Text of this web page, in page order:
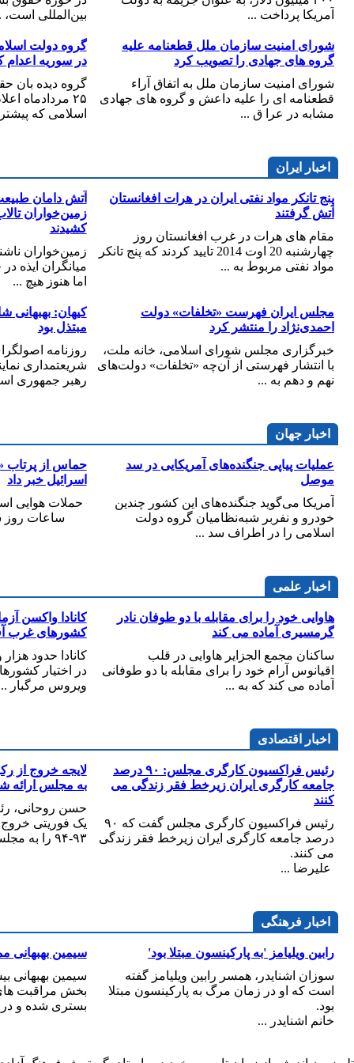
بین‌المللی است،
آمریکا پرداخت ...
در سوريه اعدام
گروه ديده بان
۲۵ مردادماه
اسلامی که
شورای امنیت سازمان ملل قطعنامه علیه
گروه های جهادی را تصویب کرد
شورای امنیت سازمان ملل به اتفاق آراء
قطعنامه ای را علیه داعش و گروه های جهادی
مشابه در عرا ق ...
اخبار ایران
آتش دامان
کشیدند
میانگران ایذه
اما هنوز هیچ ...
پنج تانکر مواد نفتی ایران در هرات افغانستان
آتش گرفتند
مقام های هرات در غرب افغانستان روز
چهارشنبه 20 اوت 2014 تایید کردند که پنج تانکر
مواد نفتی مربوط به ...
کیهان: بهبهانی
مبتذل بود
روزنامه
شریعتمداری
رهبر جمهوری
مجلس ایران فهرست «تخلفات» دولت
احمدی‌نژاد را منتشر کرد
خبرگزاری مجلس شورای اسلامی، خانه ملت،
با انتشار فهرستی از آن‌چه «تخلفات» دولت‌های
نهم و دهم به ...
اخبار جهان
اسرائیل خبر داد
حملات هوایی
عملیات پیاپی جنگنده‌های آمریکایی در سد
موصل
آمریکا می‌گوید جنگنده‌های این کشور چندین
خودرو و نفربر شبه‌نظامیان گروه دولت
اسلامی را در اطراف سد ...
اخبار علمی
کانادا واکسن
کشورهای غرب
کانادا حدود
در اختیار
ویروس مرگبار
هاوایی خود را برای مقابله با دو طوفان نادر
گرمسیری آماده می کند
ساکنان مجمع الجزایر هاوایی در قلب
اقیانوس آرام خود را برای مقابله با دو طوفانی
آماده می کند که به ...
اخبار اقتصادی
به مجلس ارائه
حسن روحانی،
یک فوریتی
۹۳-۹۴ را به مجلس شورای ...
رئيس فراکسيون کارگری مجلس: ۹۰ درصد
جامعه کارگری ايران زيرخط فقر زندگی می
کنند
رئيس فراکسيون کارگری مجلس گفت که ۹۰
درصد جامعه کارگری ايران زيرخط فقر زندگی
می کنند.
‌ عليرضا ...
اخبار فرهنگی
سیمین بهبهانی
بخش مراقبت
بستری شده و در
رابین ویلیامز 'به پارکینسون مبتلا بود'
سوزان اشنایدر، همسر رابین ویلیامز گفته
است که او در زمان مرگ به پارکینسون مبتلا
بود.
خانم اشنایدر ...